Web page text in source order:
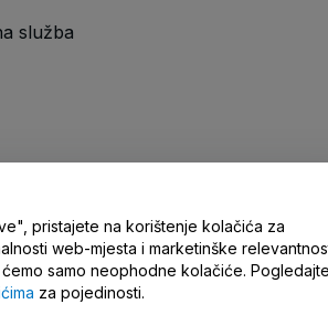
služba
kontaktirajte nas
pristajete na korištenje kolačića za
web-mjesta i marketinške
samo neophodne kolačiće.
za pojedinosti.